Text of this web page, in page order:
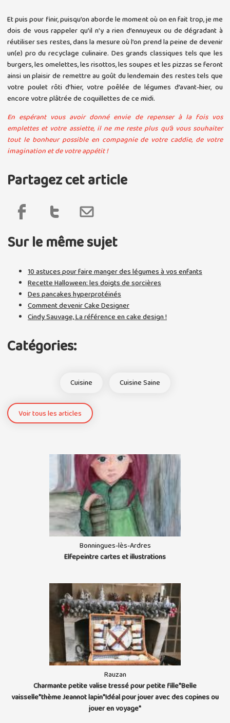
Et puis pour finir, puisqu’on aborde le moment où on en fait trop, je me
dois de vous rappeler qu’il n’y a rien d’ennuyeux ou de dégradant à
réutiliser ses restes, dans la mesure où l’on prend la peine de devenir
un(e) pro du recyclage culinaire. Des grands classiques tels que les
burgers, les omelettes, les risottos, les soupes et les pizzas se feront
ainsi un plaisir de remettre au goût du lendemain des restes tels que
votre poulet rôti d’hier, votre poêlée de légumes d’avant-hier, ou
encore votre plâtrée de coquillettes de ce midi.
En espérant vous avoir donné envie de repenser à la fois vos
emplettes et votre assiette, il ne me reste plus qu’à vous souhaiter
tout le bonheur possible en compagnie de votre caddie, de votre
imagination et de votre appétit !
Partagez cet article
Sur le même sujet
10 astuces pour faire manger des légumes à vos enfants
Recette Halloween: les doigts de sorcières
Des pancakes hyperprotéinés
Comment devenir Cake Designer
Cindy Sauvage, La référence en cake design !
Catégories:
Cuisine Cuisine Saine
Voir tous les articles
Bonningues-lès-Ardres
Elfepeintre cartes et illustrations
Rauzan
Charmante petite valise tressé pour petite fille*Belle
vaisselle*thème Jeannot lapin*Idéal pour jouer avec des copines ou
jouer en voyage*